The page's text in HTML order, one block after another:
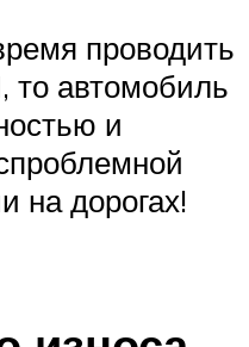
проводить
автомобиль
и
на дорогах!